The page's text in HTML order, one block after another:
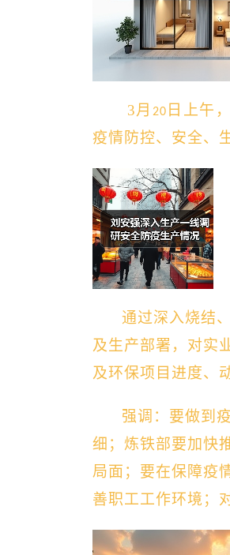
3月 20 日上午
疫情防控、安全、
通过深入烧结
及生产部署，对实
及环保项目进度、
强调：要做到
细；炼铁部要加快
局面；要在保障疫
善职工工作环境；